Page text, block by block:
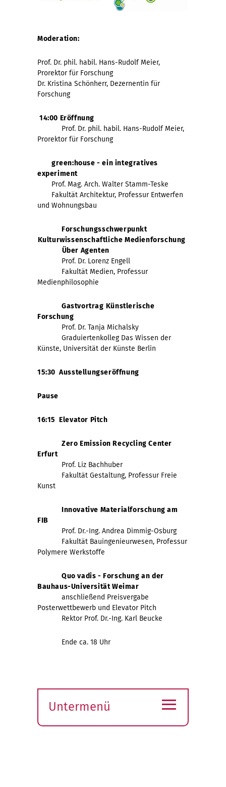
Moderation:
Prof. Dr. phil. habil. Hans-Rudolf Meier,
Prorektor für Forschung
Dr. Kristina Schönherr, Dezernentin für
Forschung
14:00 Eröffnung
Prof. Dr. phil. habil. Hans-Rudolf Meier,
Prorektor für Forschung
green:house - ein integratives
experiment
Prof. Mag. Arch. Walter Stamm-Teske
Fakultät Architektur, Professur Entwerfen
und Wohnungsbau
Forschungsschwerpunkt
Kulturwissenschaftliche Medienforschung
Über Agenten
Prof. Dr. Lorenz Engell
Fakultät Medien, Professur
Medienphilosophie
Gastvortrag Künstlerische
Forschung
Prof. Dr. Tanja Michalsky
Graduiertenkolleg Das Wissen der
Künste, Universität der Künste Berlin
15:30 Ausstellungseröffnung
Pause
16:15 Elevator Pitch
Zero Emission Recycling Center
Erfurt
Prof. Liz Bachhuber
Fakultät Gestaltung, Professur Freie
Kunst
Innovative Materialforschung am
FIB
Prof. Dr.-Ing. Andrea Dimmig-Osburg
Fakultät Bauingenieurwesen, Professur
Polymere Werkstoffe
Quo vadis - Forschung an der
Bauhaus-Universität Weimar
anschließend Preisvergabe
Posterwettbewerb und Elevator Pitch
Rektor Prof. Dr.-Ing. Karl Beucke
Ende ca. 18 Uhr
Untermenü
≡